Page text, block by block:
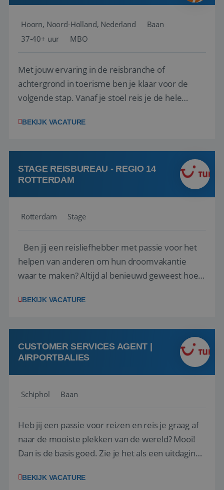
Hoorn, Noord-Holland, Nederland
Baan
37-40+ uur
MBO
Met jouw ervaring in de reisbranche of
achtergrond in toerisme ben je klaar voor de
volgende stap. Vanaf je stoel reis je de hele
wensen van je team, je klant en wat er in de
klanten te overtuigen om die droomreis te
boeken! ...
BEKIJK VACATURE
STAGE REISBUREAU - REGIO 14
ROTTERDAM
Rotterdam Stage
Ben jij een reisliefhebber met passie voor het
helpen van anderen om hun droomvakantie
waar te maken? Altijd al benieuwd geweest hoe
van de grootste reisorganisaties? Dan is een
op zoek naar een enthousiaste, leergie...
BEKIJK VACATURE
CUSTOMER SERVICES AGENT |
AIRPORTBALIES
Schiphol Baan
Heb jij een passie voor reizen en reis je graag af
naar de mooiste plekken van de wereld? Mooi!
Dan is de basis goed. Zie je het als een uitdaging
het samenstellen en boeken van de perfecte
BEKIJK VACATURE